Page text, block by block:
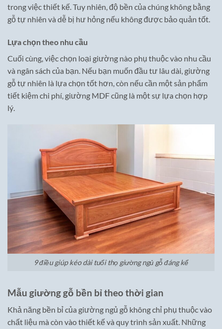
trong việc thiết kế. Tuy nhiên, độ bền của chúng không bằng
gỗ tự nhiên và dễ bị hư hỏng nếu không được bảo quản tốt.
Lựa chọn theo nhu cầu
Cuối cùng, việc chọn loại giường nào phụ thuộc vào nhu cầu
và ngân sách của bạn. Nếu bạn muốn đầu tư lâu dài, giường
gỗ tự nhiên là lựa chọn tốt hơn, còn nếu cần một sản phẩm
tiết kiệm chi phí, giường MDF cũng là một sự lựa chọn hợp
lý.
9 điều giúp kéo dài tuổi thọ giường ngủ gỗ đáng kể
Mẫu giường gỗ bền bỉ theo thời gian
Khả năng bền bỉ của giường ngủ gỗ không chỉ phụ thuộc vào
chất liệu mà còn vào thiết kế và quy trình sản xuất. Những